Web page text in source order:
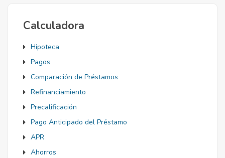
Calculadora
Hipoteca
Pagos
Comparación de Préstamos
Refinanciamiento
Precalificación
Pago Anticipado del Préstamo
APR
Ahorros